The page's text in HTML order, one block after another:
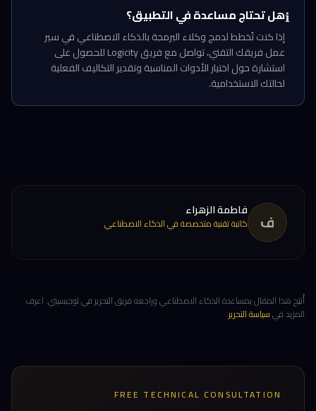
ℹ️هل تحتاج مساعدة في التطبيق؟
إذا كنت تُخطط لدمج وكلاء البرمجة بالذكاء الاصطناعي في سير
عمل فريقك التقني، تواصل مع فريق Logicity للحصول على
استشارة حول اختيار الأدوات المناسبة وتقدير التكاليف الفعلية
لحالتك الاستخدامية.
ف فاطمة الزهراء
كاتبة تقنية متخصصة في الذكاء الاصطناعي
أُنتِج هذا المقال بمساعدة الذكاء الاصطناعي وراجعه فريق التحرير في لوجيسيتي. اعرف
المزيد فيسياسة التحرير.
FREE TECHNICAL CONSULTATION